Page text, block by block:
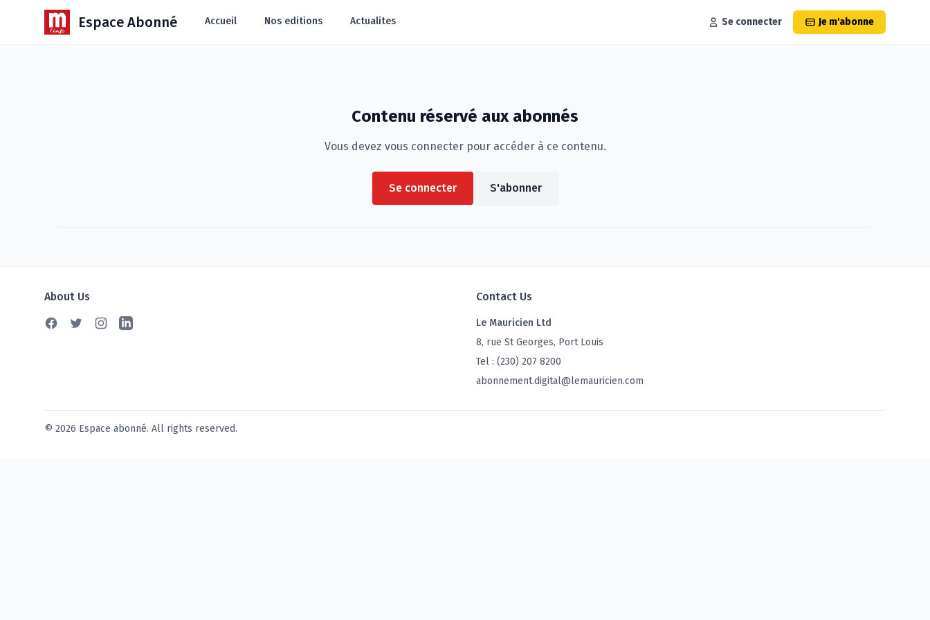
Espace Abonné Accueil Nos editions Actualites Se connecter Je m'abonne
Contenu réservé aux abonnés
Vous devez vous connecter pour accéder à ce contenu.
Se connecter S'abonner
About Us
FacebookTwitterInstagramLinkedin
Contact Us
Le Mauricien Ltd
8, rue St Georges, Port Louis
Tel : (230) 207 8200
abonnement.digital@lemauricien.com
© 2026 Espace abonné. All rights reserved.